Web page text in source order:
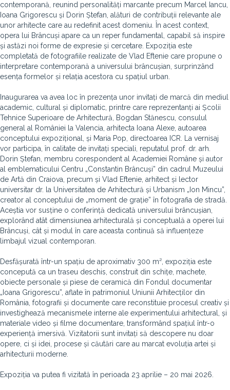
contemporană, reunind personalități marcante precum Marcel Iancu,
Ioana Grigorescu și Dorin Ștefan, alături de contribuții relevante ale
unor arhitecte care au redefinit acest domeniu. În acest context,
opera lui Brâncuși apare ca un reper fundamental, capabil să inspire
și astăzi noi forme de expresie și cercetare. Expoziția este
completată de fotografiile realizate de Vlad Eftenie care propune o
interpretare contemporană a universului brâncușian, surprinzând
esența formelor și relația acestora cu spațiul urban.
Inaugurarea va avea loc în prezența unor invitați de marcă din mediul
academic, cultural și diplomatic, printre care reprezentanți ai Școlii
Tehnice Superioare de Arhitectură, Bogdan Stănescu, consulul
general al României la Valencia, arhitecta Ioana Alexe, autoarea
conceptului expozițional, și Maria Pop, directoarea ICR. La vernisaj
vor participa, în calitate de invitați speciali, reputatul prof. dr. arh.
Dorin Ștefan, membru corespondent al Academiei Române și autor
al emblematicului Centru „Constantin Brâncuși” din cadrul Muzeului
de Artă din Craiova, precum și Vlad Eftenie, arhitect și lector
universitar dr. la Universitatea de Arhitectură și Urbanism „Ion Mincu”,
creator al conceptului de „moment de grație” în fotografia de stradă.
Aceștia vor susține o conferință dedicată universului brâncușian,
explorând atât dimensiunea arhitecturală și conceptuală a operei lui
Brâncuși, cât și modul în care aceasta continuă să influențeze
limbajul vizual contemporan.
Desfășurată într-un spațiu de aproximativ 300 m², expoziția este
concepută ca un traseu deschis, construit din schițe, machete,
obiecte personale și piese de ceramică din Fondul documentar
„Ioana Grigorescu”, aflate în patrimoniul Uniunii Arhitecților din
România, fotografii și documente care reconstituie procesul creativ și
investighează mecanismele interne ale experimentului arhitectural, și
materiale video și filme documentare, transformând spațiul într-o
experiență imersivă. Vizitatorii sunt invitați să descopere nu doar
opere, ci și idei, procese și căutări care au marcat evoluția artei și
arhitecturii moderne.
Expoziția va putea fi vizitată în perioada 23 aprilie – 20 mai 2026.